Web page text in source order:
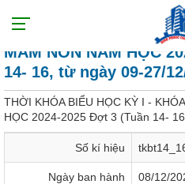
THỜI KHÓA BIỂU HỌC
MẦM NON NĂM HỌC
14- 16, từ ngày 09-27/
THỜI KHÓA BIỂU HỌC KỲ I -
HỌC 2024-2025 Đợt 3 (Tuần 14-
Số kí hiệu
Ngày ban hành 08/12/